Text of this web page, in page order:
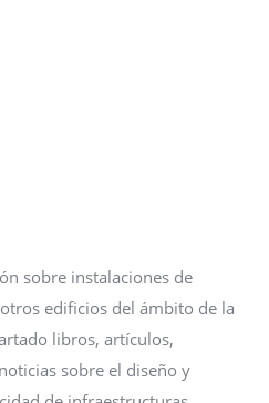
sobre instalaciones de
edificios del ámbito de la
libros, artículos,
sobre el diseño y